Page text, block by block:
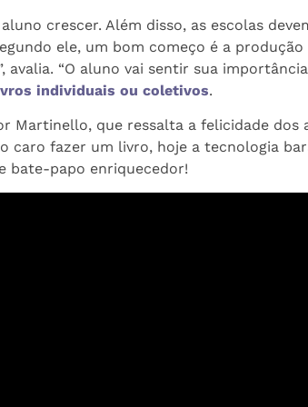
crescer. Além disso, as escolas
ele, um bom começo é a
“O aluno vai sentir sua
individuais ou coletivos.
Martinello, que ressalta a felicidade dos
caro fazer um livro, hoje a tecnologia
bate-papo enriquecedor!